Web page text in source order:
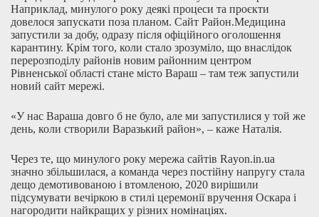
Наприклад, минулого року деякі процеси та проєкти
довелося запускати поза планом. Сайт Район.Медицина
запустили за добу, одразу після офіційного оголошення
карантину. Крім того, коли стало зрозуміло, що внаслідок
перерозподілу районів новим районним центром
Рівненської області стане місто Вараш – там теж запустили
новий сайт мережі.
«У нас Вараша довго б не було, але ми запустилися у той же
день, коли створили Варазький район», – каже Наталія.
Через те, що минулого року мережа сайтів Rayon.in.ua
значно збільшилася, а команда через постійну напругу стала
дещо демотивованою і втомленою, 2020 вирішили
підсумувати вечіркою в стилі церемонії вручення Оскара і
нагородити найкращих у різних номінаціях.